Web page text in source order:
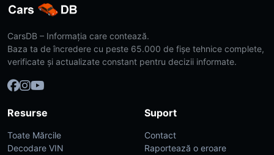
CarsDB – Informația care contează.
Baza ta de încredere cu peste 65.000 de fișe tehnice complete,
verificate și actualizate constant pentru decizii informate.
Resurse
Toate Mărcile
Decodare VIN
Suport
Contact
Raportează o eroare